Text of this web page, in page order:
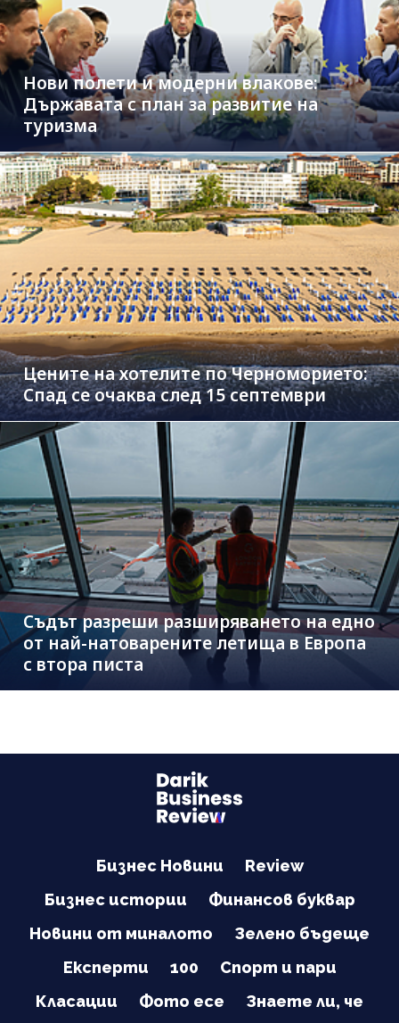
Нови полети и модерни влакове:
Държавата с план за развитие на
туризма
Цените на хотелите по Черноморието:
Спад се очаква след 15 септември
Съдът разреши разширяването на едно
от най-натоварените летища в Европа
с втора писта
Бизнес Новини
Review
Бизнес истории
Финансов буквар
Новини от миналото
Зелено бъдеще
Експерти
100
Спорт и пари
Класации
Фото есе Знаете ли, че